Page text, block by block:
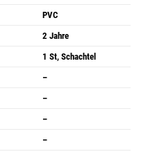
PVC
2 Jahre
1 St, Schachtel
–
–
–
–